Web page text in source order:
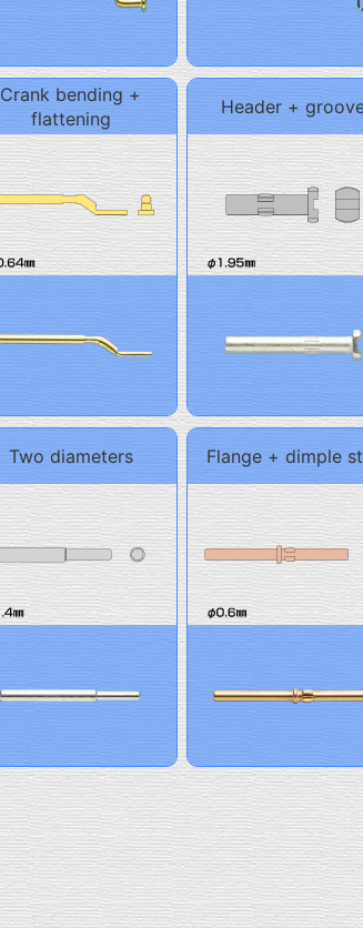
Crank bending +
flattening
Header +
Two diameters Flange + dimple